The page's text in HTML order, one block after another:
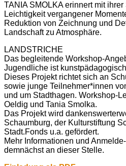
TANIA SMOLKA erinnert mit ihrer
Leichtigkeit vergangener
Reduktion von Zeichnung und
Landschaft zu Atmosphäre.
LANDSTRICHE
Das begleitende Workshop-
Jugendliche ist
Dieses Projekt richtet sich an
sowie junge Teilnehmer*innen
und um Stadthagen. Workshop-
Oeldig und Tania Smolka.
Das Projekt wird
Schaumburg, der Kulturstiftung
Stadt.Fonds u.a. gefördert.
Mehr Informationen und
demnächst an dieser Stelle.